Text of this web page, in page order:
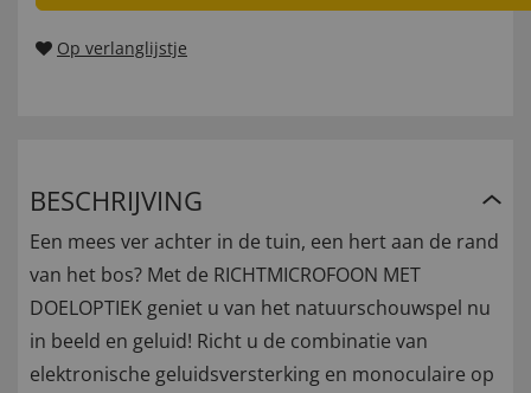
Op verlanglijstje
BESCHRIJVING
Een mees ver achter in de tuin, een hert aan de rand
van het bos? Met de RICHTMICROFOON MET
DOELOPTIEK geniet u van het natuurschouwspel nu
in beeld en geluid! Richt u de combinatie van
elektronische geluidsversterking en monoculaire op